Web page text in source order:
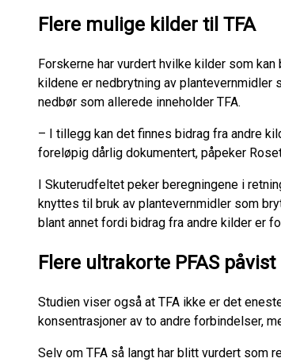
Flere mulige kilder til TFA
Forskerne har vurdert hvilke kilder som
kildene er nedbrytning av
nedbør som allerede inneholder TFA.
– I tillegg kan det finnes bidrag fra andre
foreløpig dårlig dokumentert, påpeker
I Skuterudfeltet peker beregningene i
knyttes til bruk av plantevernmidler som
blant annet fordi bidrag fra andre kilder er
Flere ultrakorte PFAS
Studien viser også at TFA ikke er det
konsentrasjoner av to andre forbindelser,
Selv om TFA så langt har blitt vurdert som